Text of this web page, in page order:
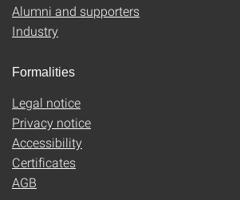
Alumni and supporters
Industry
Formalities
Legal notice
Privacy notice
Accessibility
Certificates
AGB